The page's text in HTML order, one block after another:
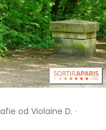
od Violaine D. ·